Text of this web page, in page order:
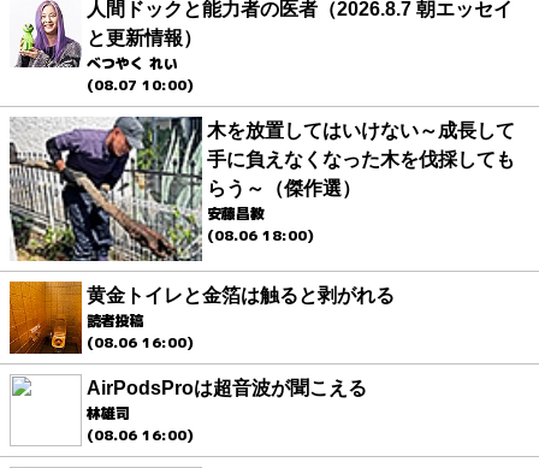
人間ドックと能力者の医者（2026.8.7 朝エッセイ
と更新情報）
べつやく れい
(08.07 10:00)
木を放置してはいけない～成長して
手に負えなくなった木を伐採しても
らう～（傑作選）
安藤昌教
(08.06 18:00)
黄金トイレと金箔は触ると剥がれる
読者投稿
(08.06 16:00)
AirPodsProは超音波が聞こえる
林雄司
(08.06 16:00)